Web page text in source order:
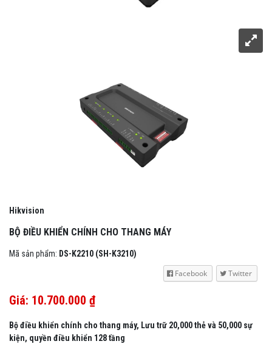
Hikvision
BỘ ĐIỀU KHIỂN CHÍNH CHO THANG MÁY
Mã sản phẩm: DS-K2210 (SH-K3210)
Facebook Twitter
Giá: 10.700.000 ₫
Bộ điều khiển chính cho thang máy, Lưu trữ 20,000 thẻ và 50,000 sự
kiện, quyền điều khiển 128 tầng